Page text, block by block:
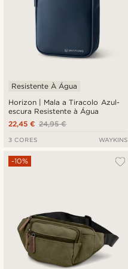
Horizon | Mala a Tiracolo Azul-
escura Resistente à Água
Resistente À Água
24,95 €
22,45 €
3 CORES WAYKINS
-10%